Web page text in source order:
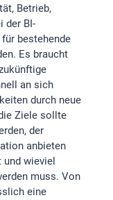
Betrieb,
der BI-
bestehende
Es braucht
an sich
durch neue
Ziele sollte
der
anbieten
wieviel
muss. Von
eine